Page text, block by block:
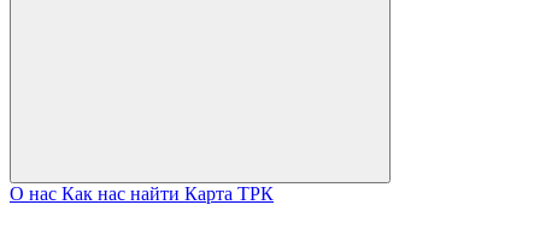
О нас Как нас найти Карта ТРК